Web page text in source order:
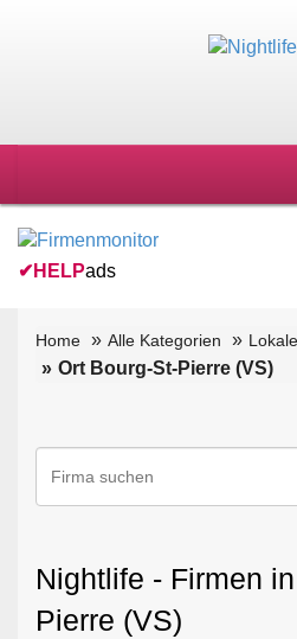
✔ HELPads
Home Alle Kategorien
Ort Bourg-St-Pierre (VS)
Nightlife - Firmen
Pierre (VS)